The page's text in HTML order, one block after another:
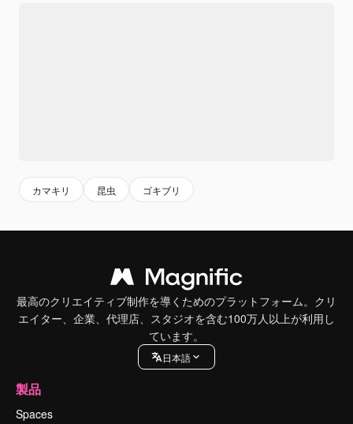
カマキリ 昆虫 ゴキブリ
最高のクリエイティブ制作を導くためのプラットフォーム。クリ
エイター、企業、代理店、スタジオを含む100万人以上が利用し
ています。
日本語
製品
Spaces